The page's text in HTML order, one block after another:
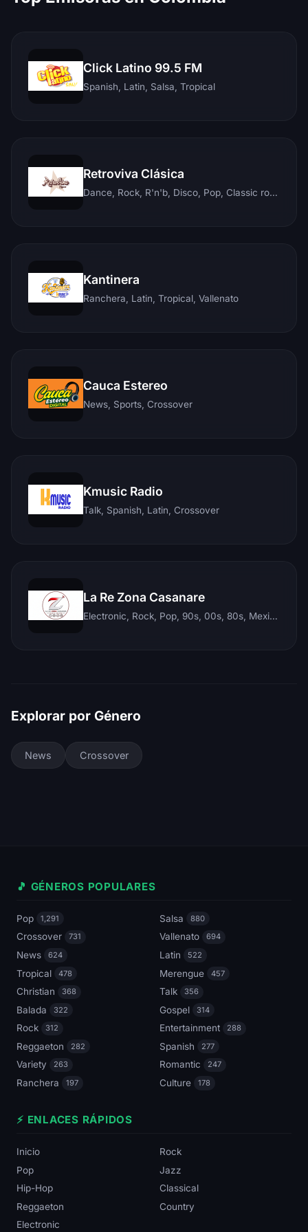
Click Latino 99.5 FM
Spanish, Latin, Salsa, Tropical
Retroviva Clásica
Dance, Rock, R'n'b, Disco, Pop, Classic rock, Techno, Reggae
Kantinera
Ranchera, Latin, Tropical, Vallenato
Cauca Estereo
News, Sports, Crossover
Kmusic Radio
Talk, Spanish, Latin, Crossover
La Re Zona Casanare
Electronic, Rock, Pop, 90s, 00s, 80s, Mexican, Ranchera, Reggaeton, Instrumental, Salsa, Merengue, Tropical, Romantic, Vallenato, Llanera
Explorar por Género
News Crossover
🎵 GÉNEROS POPULARES
Pop 1,291 Salsa 880
Crossover 731 Vallenato 694
News 624 Latin 522
Tropical 478 Merengue 457
Christian 368 Talk 356
Balada 322 Gospel 314
Rock 312 Entertainment 288
Reggaeton 282 Spanish 277
Variety 263 Romantic 247
Ranchera 197 Culture 178
⚡ ENLACES RÁPIDOS
Inicio
Rock
Pop
Jazz
Hip-Hop
Classical
Reggaeton
Country
Electronic